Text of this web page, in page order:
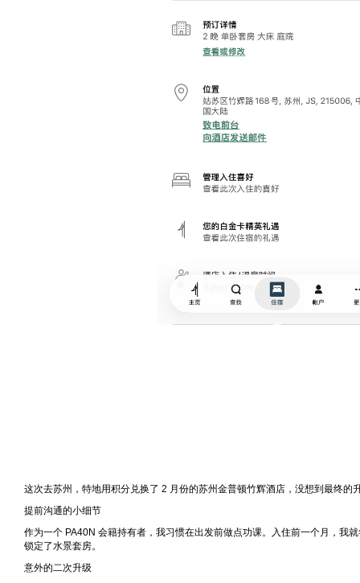
这次去苏州，特地用积分兑换了 2 月份的苏州金普顿竹辉酒店，没想到最终的
提前沟通的小细节
作为一个 PA40N 会籍持有者，我习惯在出发前做点功课。入住前一个月，我
锁定了水景套房。
意外的二次升级